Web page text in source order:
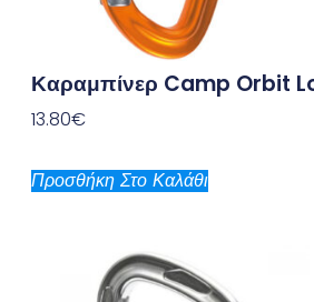
Καραμπίνερ Camp Orbit
13.80€
Προσθήκη Στο Καλάθι